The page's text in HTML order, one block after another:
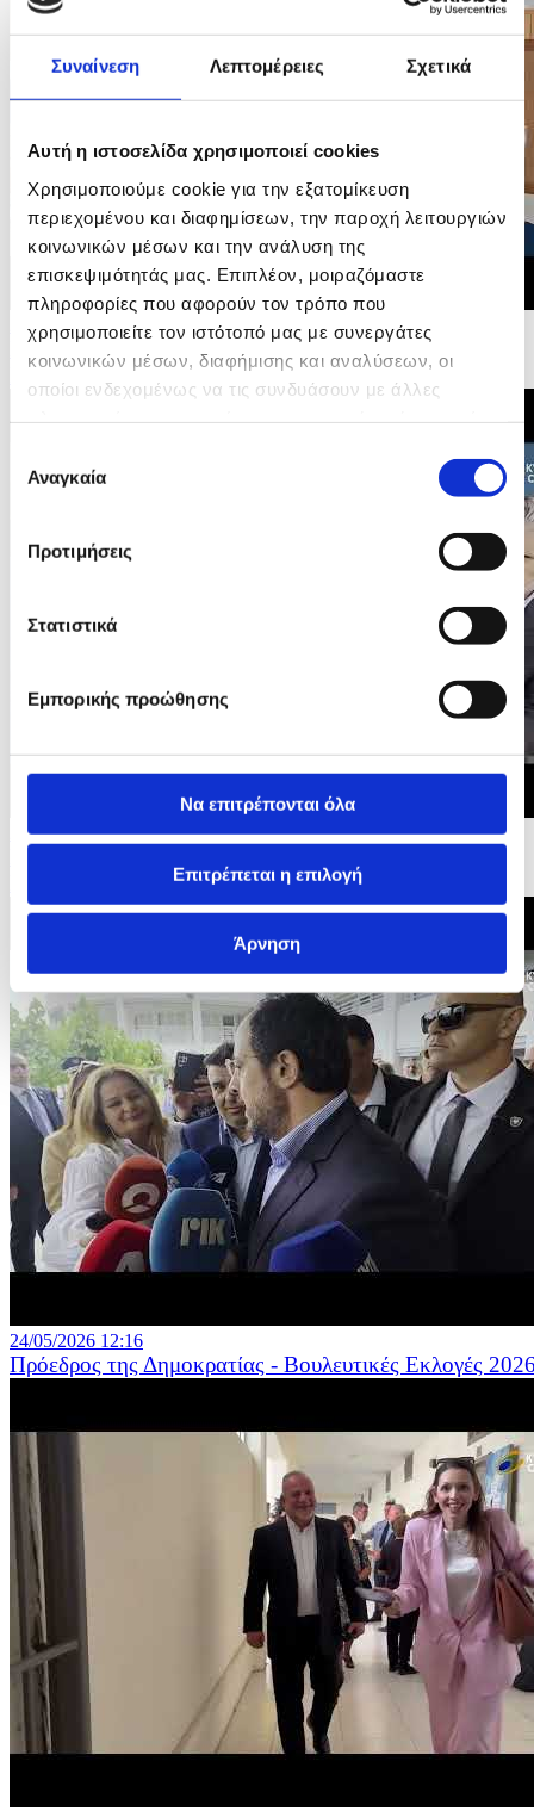
Συναίνεση Λεπτομέρειες Σχετικά
Αυτή η ιστοσελίδα χρησιμοποιεί cookies
Χρησιμοποιούμε cookie για την εξατομίκευση
περιεχομένου και διαφημίσεων, την παροχή λειτουργιών
κοινωνικών μέσων και την ανάλυση της
επισκεψιμότητάς μας. Επιπλέον, μοιραζόμαστε
πληροφορίες που αφορούν τον τρόπο που
χρησιμοποιείτε τον ιστότοπό μας με συνεργάτες
κοινωνικών μέσων, διαφήμισης και αναλύσεων, οι
οποίοι ενδεχομένως να τις συνδυάσουν με άλλες
των υπηρεσιών τους.
συγκατάθεσης
Αναγκαία
Προτιμήσεις
Στατιστικά
Εμπορικής προώθησης
Να επιτρέπονται όλα
Επιτρέπεται η επιλογή
Άρνηση
24/05/2026 12:35
Συμπρόεδρος Βόλτ Ανδρομάχη Σοφοκλέους -
Βουλευτικές Εκλογές 2026
24/05/2026 12:29
Βουλευτικές Εκλογές 2026
24/05/2026 12:16
Πρόεδρος της Δημοκρατίας - Βουλευτικές Εκλογές